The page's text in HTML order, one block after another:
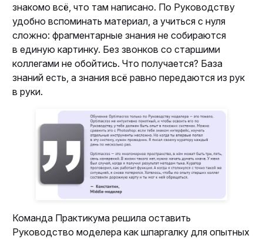
знакомо всё, что там написано. По Руководству
удобно вспоминать материал, а учиться с нуля
сложно: фрагментарные знания не собираются
в единую картинку. Без звонков со старшими
коллегами не обойтись. Что получается? База
знаний есть, а знания всё равно передаются из рук
в руки.
Команда Практикума решила оставить
Руководство моделера как шпаргалку для опытных